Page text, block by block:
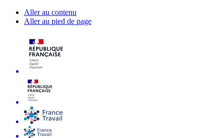
Aller au contenu
Aller au pied de page